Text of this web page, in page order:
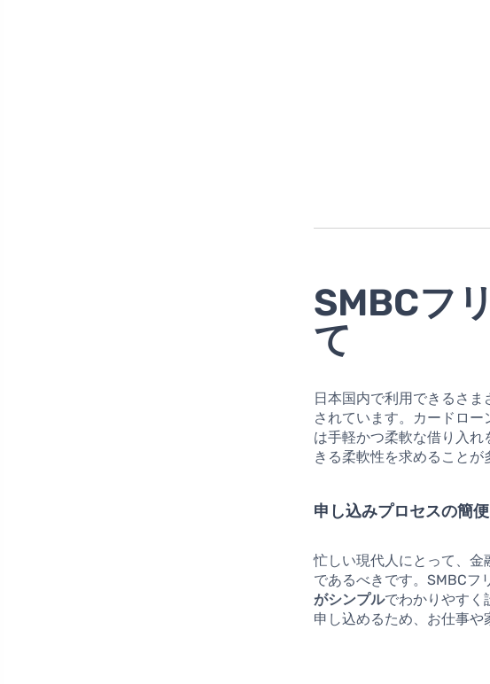
SMBCフ
て
日本国内で利用できるさ
されています。カードロ
は手軽かつ柔軟な借り入
きる柔軟性を求めることが
申し込みプロセスの簡
忙しい現代人にとって、
であるべきです。SMBCフ
がシンプルでわかりやすく
申し込めるため、お仕事や